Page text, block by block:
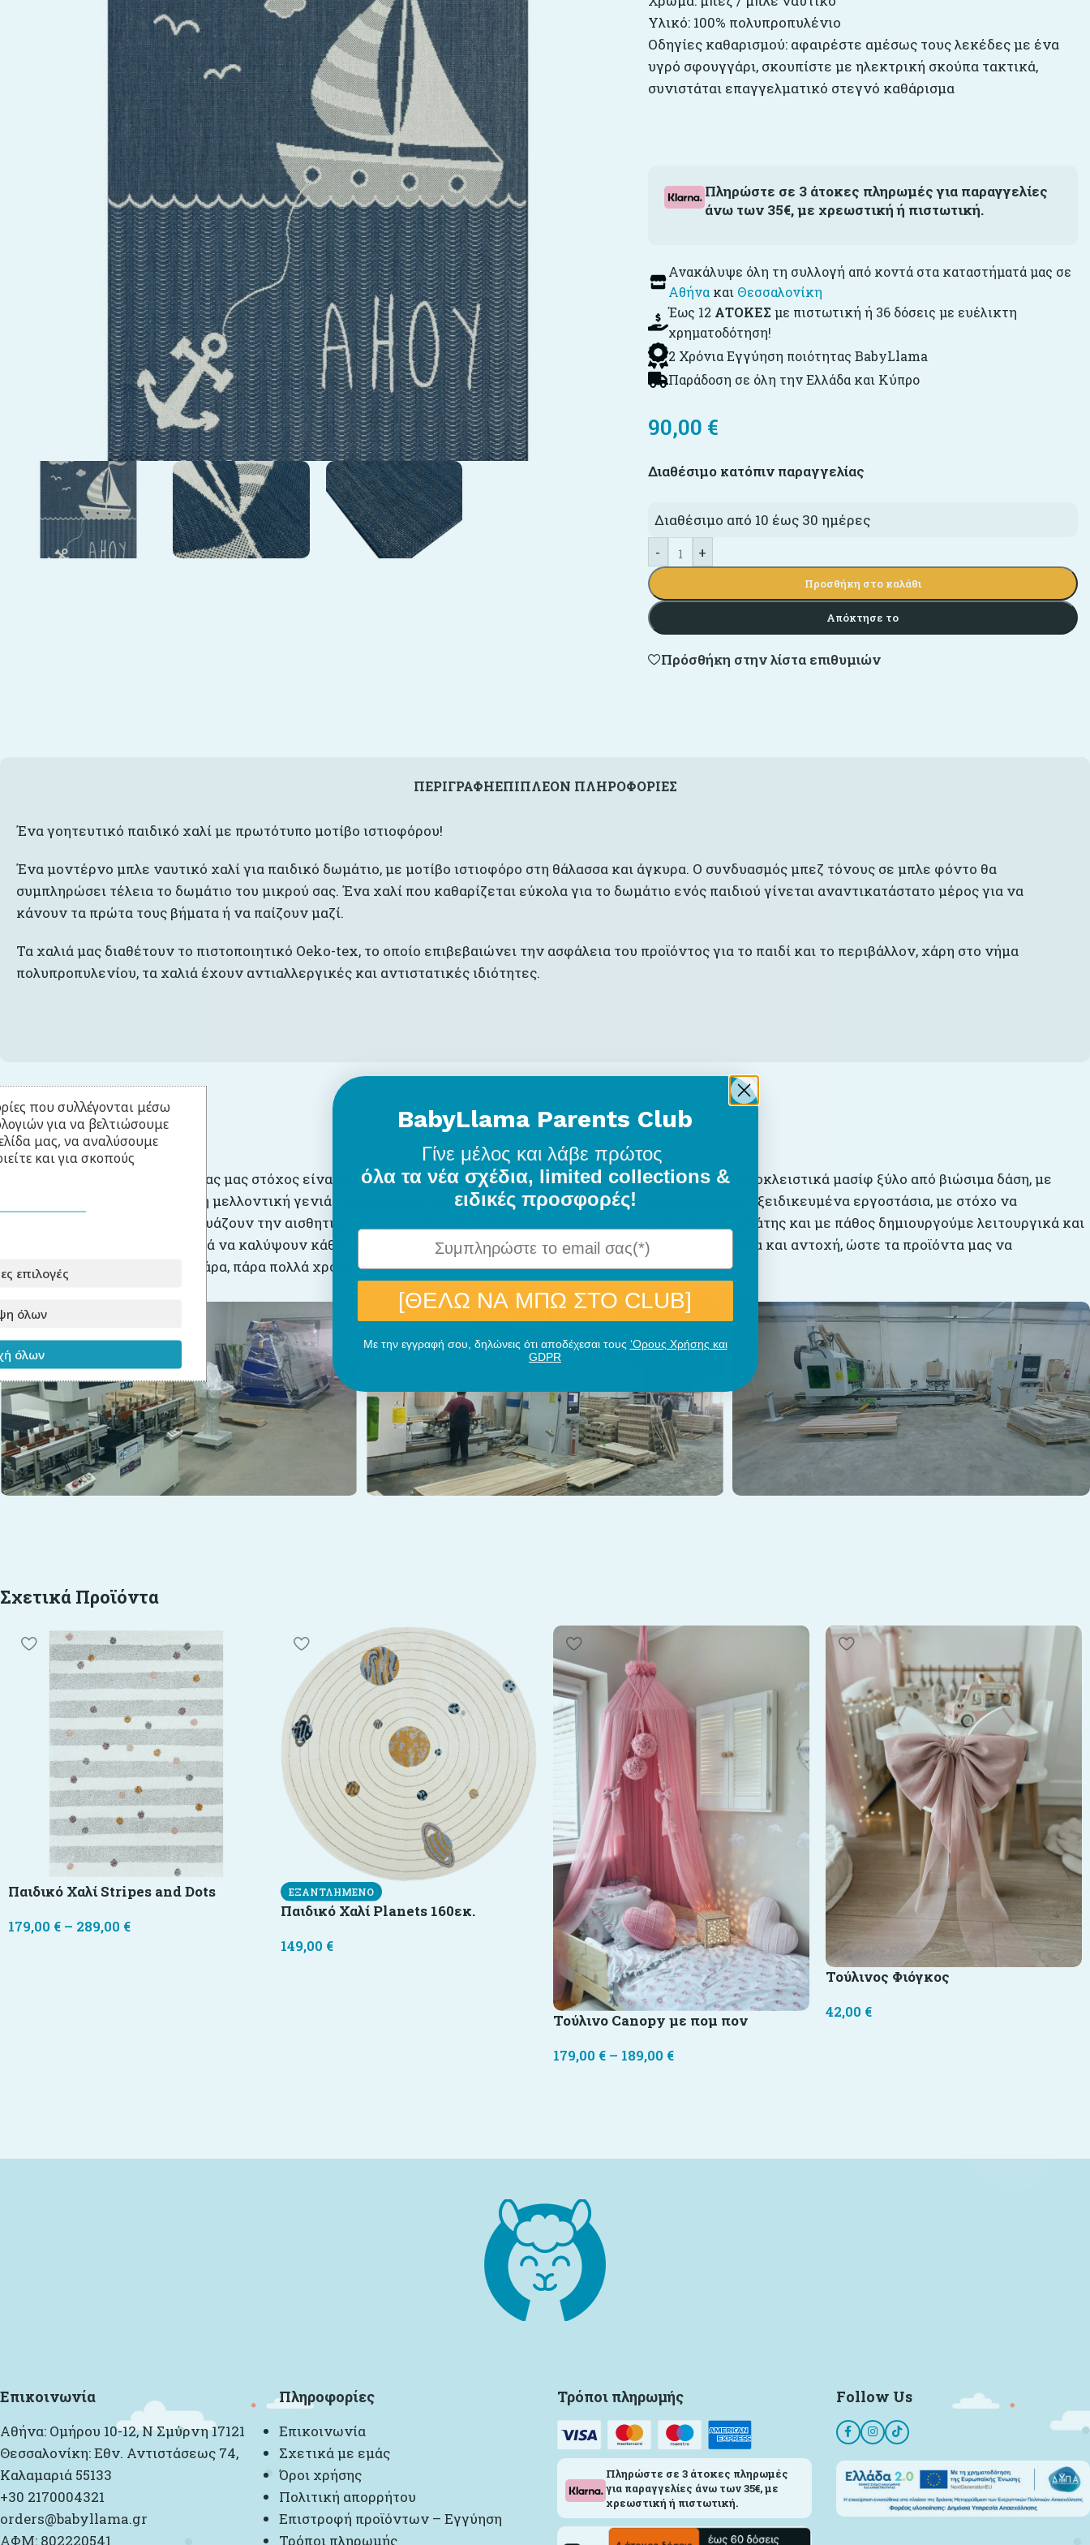
Υλικό: 100% πολυπροπυλένιο
Οδηγίες καθαρισμού: αφαιρέστε αμέσως τους λεκέδες με ένα
υγρό σφουγγάρι, σκουπίστε με ηλεκτρική σκούπα τακτικά,
συνιστάται επαγγελματικό στεγνό καθάρισμα
Πληρώστε σε 3 άτοκες πληρωμές για παραγγελίες
άνω των 35€, με χρεωστική ή πιστωτική.
Ανακάλυψε όλη τη συλλογή από κοντά στα καταστήματά μας σε
Αθήνακαι Θεσσαλονίκη
Έως 12 ΑΤΟΚΕΣ με πιστωτική ή 36 δόσεις με ευέλικτη
χρηματοδότηση!
2 Χρόνια Εγγύηση ποιότητας BabyLlama
Παράδοση σε όλη την Ελλάδα και Κύπρο
90,00 €
Διαθέσιμο κατόπιν παραγγελίας
Διαθέσιμο από 10 έως 30 ημέρες
-
+
Προσθήκη στο καλάθι
Απόκτησε το
Πρόσθήκη στην λίστα επιθυμιών
ΠΕΡΙΓΡΑΦΉΕΠΙΠΛΈΟΝ ΠΛΗΡΟΦΟΡΊΕΣ
Ένα γοητευτικό παιδικό χαλί με πρωτότυπο μοτίβο ιστιοφόρου!
Ένα μοντέρνο μπλε ναυτικό χαλί για παιδικό δωμάτιο, με μοτίβο ιστιοφόρο στη θάλασσα και άγκυρα. Ο συνδυασμός μπεζ τόνους σε μπλε φόντο θα
συμπληρώσει τέλεια το δωμάτιο του μικρού σας. Ένα χαλί που καθαρίζεται εύκολα για το δωμάτιο ενός παιδιού γίνεται αναντικατάστατο μέρος για να
κάνουν τα πρώτα τους βήματα ή να παίζουν μαζί.
Τα χαλιά μας διαθέτουν το πιστοποιητικό Oeko-tex, το οποίο επιβεβαιώνει την ασφάλεια του προϊόντος για το παιδί και το περιβάλλον, χάρη στο νήμα
πολυπροπυλενίου, τα χαλιά έχουν αντιαλλεργικές και αντιστατικές ιδιότητες.
Για την παραγωγή
, πρωταρχικό μας μας στόχος είναι η άριστη ποιότητα των υλικών μας, και γι’ αυτό επιλέγουμε αποκλειστικά μασίφ ξύλο από βιώσιμα δάση, με
σεβασμό στο περιβάλλον και τη μελλοντική γενιά. Σχεδιάζουμε και παράγουμε τα έπιπλά μας σε συνεργασία με εξειδικευμένα εργοστάσια, με στόχο να
προσφέρουμε λύσεις που συνδυάζουν την αισθητική με την πρακτικότητα. Προτεραιότητά μας είναι πάντα ο πελάτης και με πάθος δημιουργούμε λειτουργικά και
καλοσχεδιασμένα έπιπλα, ικανά να καλύψουν κάθε ανάγκη της σύγχρονης οικογένειας. Επενδύουμε σε ποιότητα και αντοχή, ώστε τα προϊόντα μας να
συνοδεύουν το παιδί σας για πάρα, πάρα πολλά χρόνια.
Σχετικά Προϊόντα
Παιδικό Χαλί Stripes and Dots
179,00 € – 289,00 €
ΕΞΑΝΤΛΗΜΈΝΟ
Παιδικό Χαλί Planets 160εκ.
149,00 €
Τούλινο Canopy με πομ πον
179,00 € – 189,00 €
Τούλινος Φιόγκος
42,00 €
Επικοινωνία
Αθήνα: Ομήρου 10-12, Ν Σμύρνη 17121
Θεσσαλονίκη: Εθν. Αντιστάσεως 74,
Καλαμαριά 55133
+30 2170004321
orders@babyllama.gr
ΑΦΜ: 802220541
Πληροφορίες
Επικοινωνία
Σχετικά με εμάς
Όροι χρήσης
Πολιτική απορρήτου
Επιστροφή προϊόντων – Εγγύηση
Τρόποι πληρωμής
Τρόποι πληρωμής
Πληρώστε σε 3 άτοκες πληρωμές
για παραγγελίες άνω των 35€, με
χρεωστική ή πιστωτική.
Follow Us
που συλλέγονται μέσω
για να βελτιώσουμε
μας, να αναλύσουμε
και για σκοπούς
επιλογές
όλων
όλων
BabyLlama Parents Club
Γίνε μέλος και λάβε πρώτος
όλα τα νέα σχέδια, limited collections &
ειδικές προσφορές!
[ΘΕΛΩ ΝΑ ΜΠΩ ΣΤΟ CLUB]
Με την εγγραφή σου, δηλώνεις ότι αποδέχεσαι τους ‘Ορους Χρήσης και
GDPR